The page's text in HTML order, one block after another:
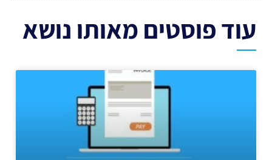
עוד פוסטים מאותו נושא